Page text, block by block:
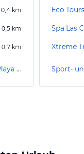
0,4 km
0,5 km
0,7 km
Sehenswürdigkeiten in Jandia / Playa de Jandia
Eco
Spa Las
Xtreme